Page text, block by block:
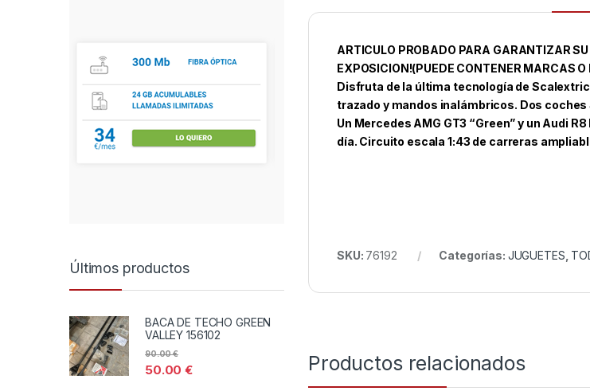
ARTICULO PROBADO PARA GARANTIZAR
EXPOSICION!(PUEDE CONTENER MARCAS
Disfruta de la última tecnología de
trazado y mandos inalámbricos. Dos
Un Mercedes AMG GT3 “Green” y un Audi
día. Circuito escala 1:43 de carreras
SKU: 76192 Categorías: JUGUETES
Productos relacionados
Últimos productos
BACA DE TECHO GREEN
VALLEY 156102
50.00€
90.00€